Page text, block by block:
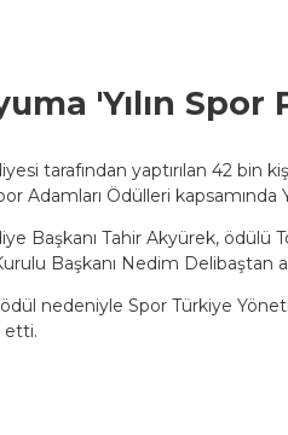
'Yılın Spor
tarafından yaptırılan 42 bin
Adamları Ödülleri kapsamında
Başkanı Tahir Akyürek, ödülü
Başkanı Nedim Delibaştan
nedeniyle Spor Türkiye
etti.